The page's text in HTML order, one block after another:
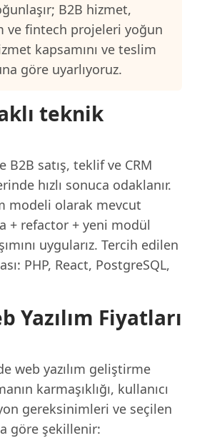
B2B hizmet,
ve fintech projeleri yoğun
kapsamını ve teslim
göre uyarlıyoruz.
teknik
B2B satış, teklif ve CRM
hızlı sonuca odaklanır.
modeli olarak mevcut
+ refactor + yeni modül
uygularız. Tercih edilen
PHP, React, PostgreSQL,
Yazılım Fiyatları
web yazılım geliştirme
karmaşıklığı, kullanıcı
gereksinimleri ve seçilen
göre şekillenir: